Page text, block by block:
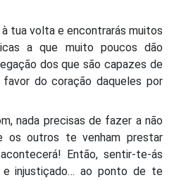
tua volta e encontrarás muitos
a que muito poucos dão
dos que são capazes de
do coração daqueles por
nada precisas de fazer a não
os outros te venham prestar
Então, sentir-te-ás
injustiçado… ao ponto de te